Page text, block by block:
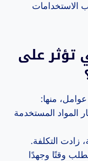
الاستخدامات
تؤثر على
منها:
المواد المستخدمة
زادت التكلفة.
وقتًا وجهدًا